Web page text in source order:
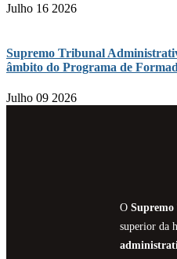
Julho 16 2026
Supremo Tribunal
âmbito do Programa de
Julho 09 2026
O
superior da